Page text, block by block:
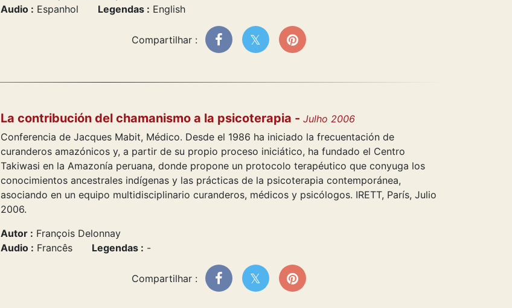
Audio : Espanhol Legendas : English
Compartilhar :
La contribución del chamanismo a la psicoterapia - Julho 2006
Conferencia de Jacques Mabit, Médico. Desde el 1986 ha iniciado la frecuentación de
curanderos amazónicos y, a partir de su propio proceso iniciático, ha fundado el Centro
Takiwasi en la Amazonía peruana, donde propone un protocolo terapéutico que conyuga los
conocimientos ancestrales indígenas y las prácticas de la psicoterapia contemporánea,
asociando en un equipo multidisciplinario curanderos, médicos y psicólogos. IRETT, París, Julio
2006.
Autor : François Delonnay
Audio : Francês Legendas : -
Compartilhar :